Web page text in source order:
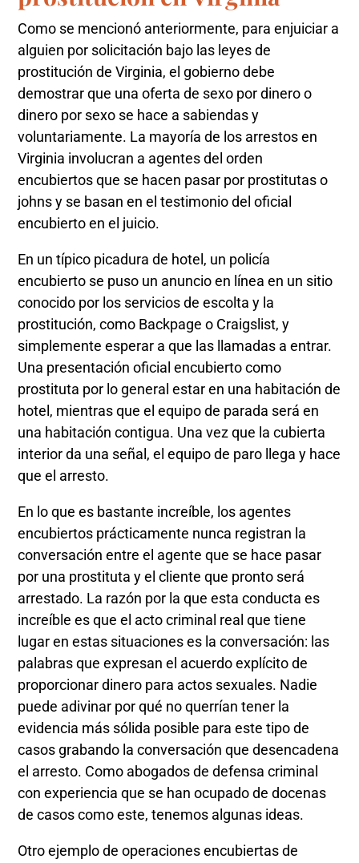
Como se mencionó anteriormente, para enjuiciar a
alguien por solicitación bajo las leyes de
prostitución de Virginia, el gobierno debe
demostrar que una oferta de sexo por dinero o
dinero por sexo se hace a sabiendas y
voluntariamente. La mayoría de los arrestos en
Virginia involucran a agentes del orden
encubiertos que se hacen pasar por prostitutas o
johns y se basan en el testimonio del oficial
encubierto en el juicio.
En un típico picadura de hotel, un policía
encubierto se puso un anuncio en línea en un sitio
conocido por los servicios de escolta y la
prostitución, como Backpage o Craigslist, y
simplemente esperar a que las llamadas a entrar.
Una presentación oficial encubierto como
prostituta por lo general estar en una habitación de
hotel, mientras que el equipo de parada será en
una habitación contigua. Una vez que la cubierta
interior da una señal, el equipo de paro llega y hace
que el arresto.
En lo que es bastante increíble, los agentes
encubiertos prácticamente nunca registran la
conversación entre el agente que se hace pasar
por una prostituta y el cliente que pronto será
arrestado. La razón por la que esta conducta es
increíble es que el acto criminal real que tiene
lugar en estas situaciones es la conversación: las
palabras que expresan el acuerdo explícito de
proporcionar dinero para actos sexuales. Nadie
puede adivinar por qué no querrían tener la
evidencia más sólida posible para este tipo de
casos grabando la conversación que desencadena
el arresto. Como abogados de defensa criminal
con experiencia que se han ocupado de docenas
de casos como este, tenemos algunas ideas.
Otro ejemplo de operaciones encubiertas de